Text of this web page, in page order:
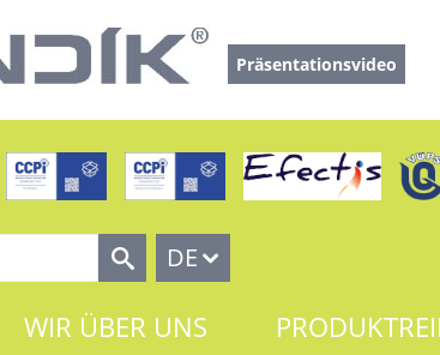
Präsentationsvideo
DE
WIR ÜBER UNS